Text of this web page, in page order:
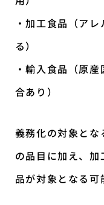
・加工食品（ア
る）
・輸入食品（原
合あり）
義務化の対象と
の品目に加え、
品が対象となる可